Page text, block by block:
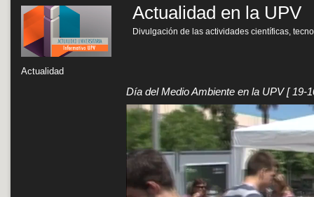
Actualidad
Actualidad en la UPV
Divulgación de las actividades científicas,
Día del Medio Ambiente en la UPV[ 19-